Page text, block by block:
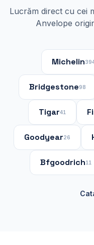
Lucrăm direct cu cei
Anvelope
Michelin
Bridgestone98
Tigar41
Goodyear26
Bfgoodrich11